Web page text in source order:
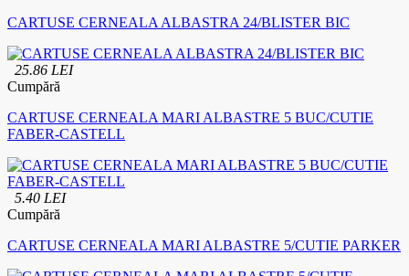
CARTUSE CERNEALA ALBASTRA 24/BLISTER BIC
25.86 LEI
Cumpără
CARTUSE CERNEALA MARI ALBASTRE 5 BUC/CUTIE
FABER-CASTELL
5.40 LEI
Cumpără
CARTUSE CERNEALA MARI ALBASTRE 5/CUTIE PARKER